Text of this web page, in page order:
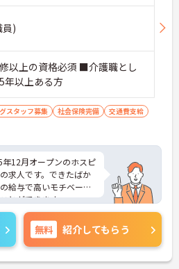
員)
以上の資格必須 ■介護職とし
年以上ある方
スタッフ募集 社会保険完備
交通費支給
12月オープンのホスピ
求人です。できたばか
給与で高いモチベーシ
とができます。
り添い「その人らしい
としての本質的な役割
ケアだけでなく、精神
されるため、患者さん
関係を築けることがや
無料 紹介してもらう